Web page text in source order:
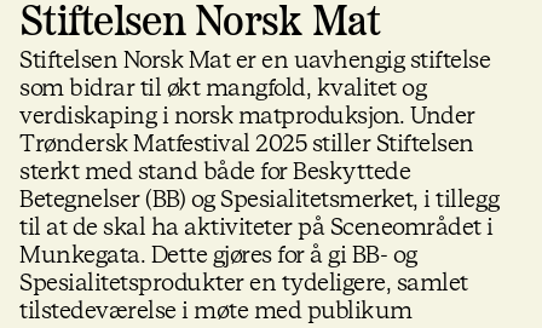
Stiftelsen Norsk Mat
Stiftelsen Norsk Mat er en uavhengig stiftelse
som bidrar til økt mangfold, kvalitet og
verdiskaping i norsk matproduksjon. Under
Trøndersk Matfestival 2025 stiller Stiftelsen
sterkt med stand både for Beskyttede
Betegnelser (BB) og Spesialitetsmerket, i tillegg
til at de skal ha aktiviteter på Sceneområdet i
Munkegata. Dette gjøres for å gi BB- og
Spesialitetsprodukter en tydeligere, samlet
tilstedeværelse i møte med publikum